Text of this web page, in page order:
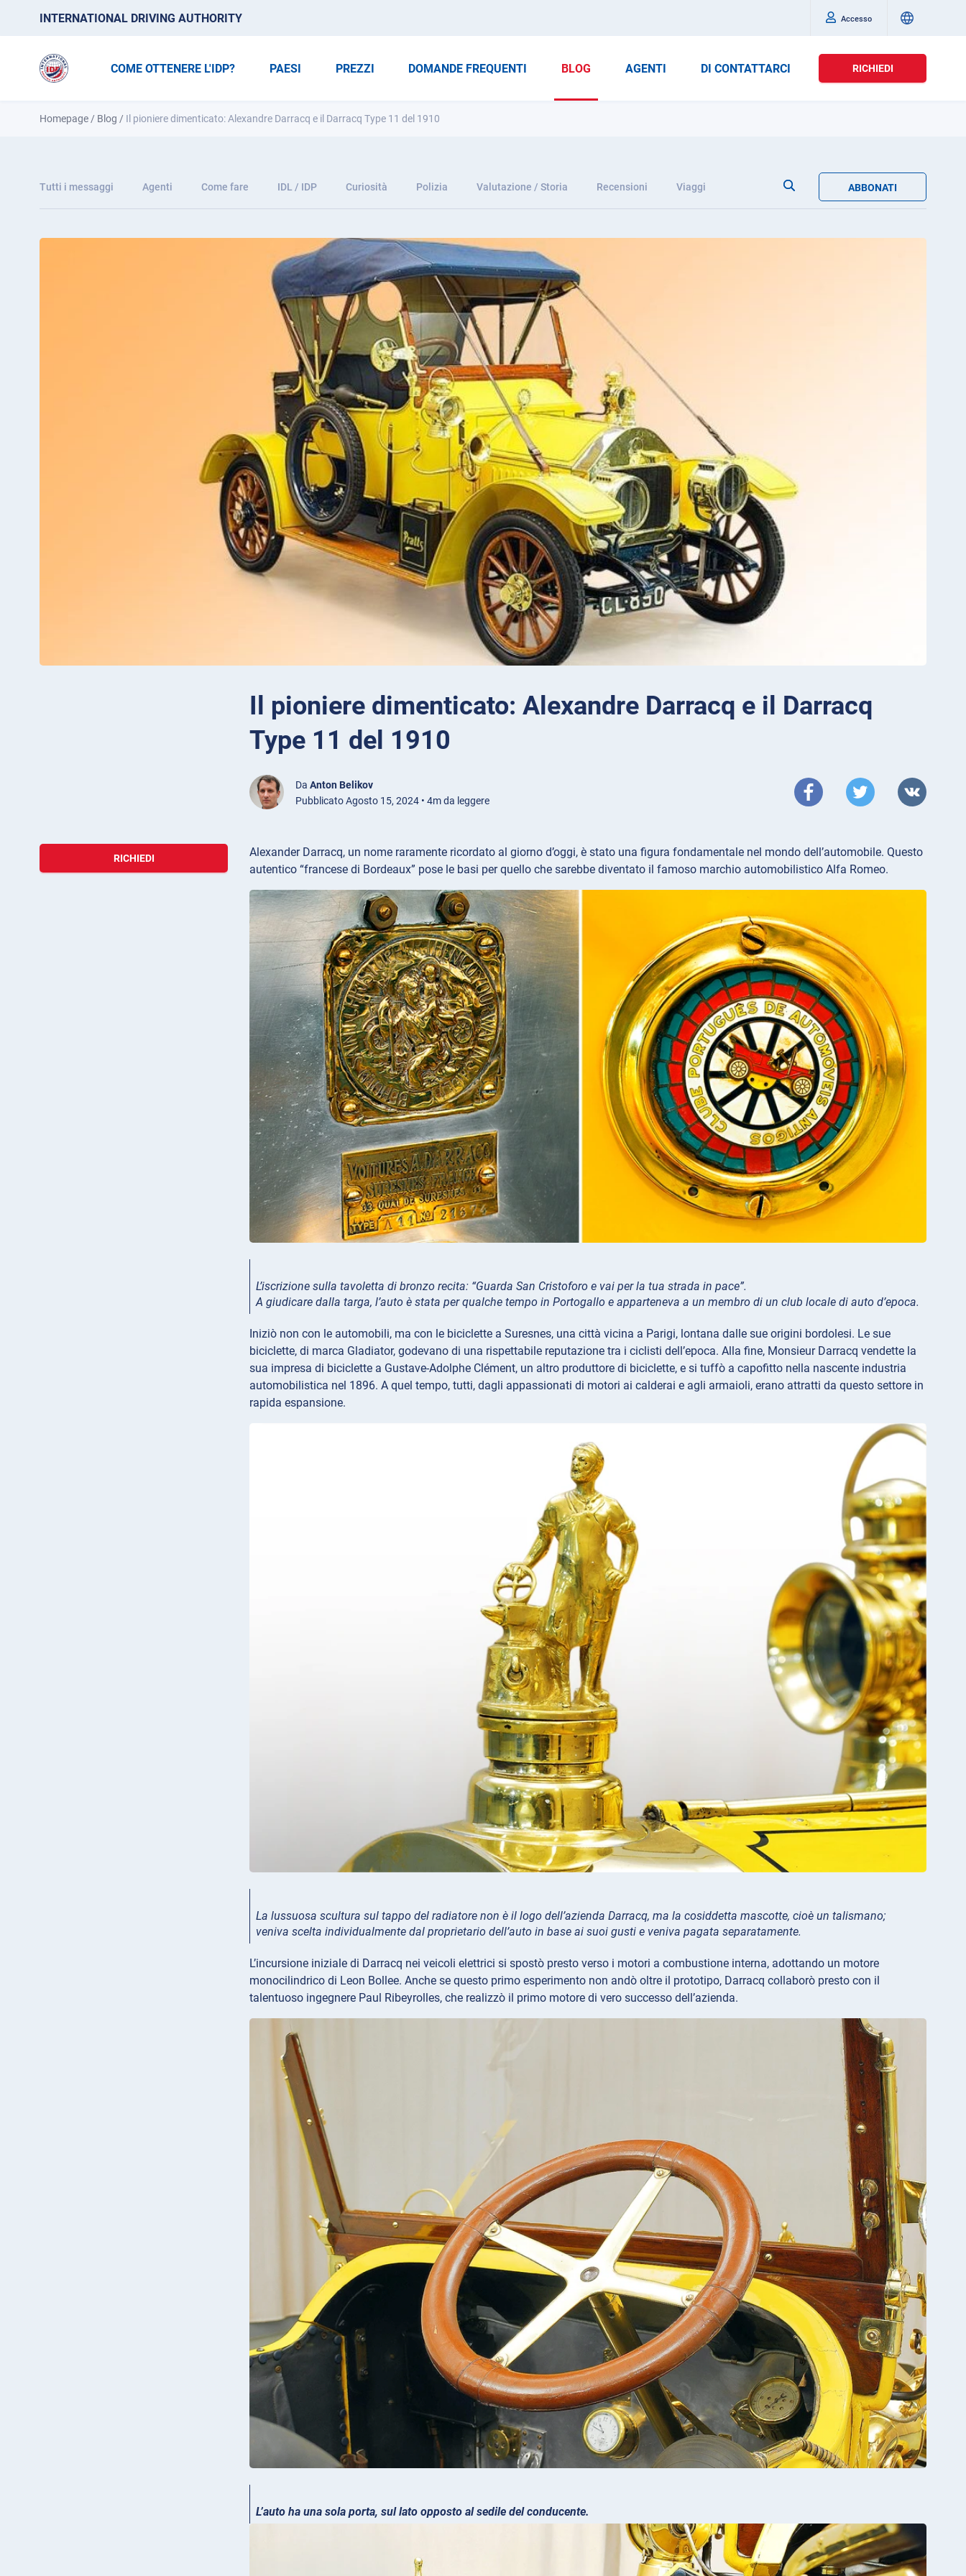
INTERNATIONAL DRIVING AUTHORITY Accesso
COME OTTENERE L'IDP? PAESI PREZZI DOMANDE FREQUENTI BLOG AGENTI DI CONTATTARCI RICHIEDI
Homepage / Blog / Il pioniere dimenticato: Alexandre Darracq e il Darracq Type 11 del 1910
Tutti i messaggi Agenti Come fare IDL / IDP Curiosità Polizia Valutazione / Storia Recensioni Viaggi ABBONATI
Il pioniere dimenticato: Alexandre Darracq e il Darracq
Type 11 del 1910
Da Anton Belikov
Pubblicato Agosto 15, 2024 • 4m da leggere
RICHIEDI
Alexander Darracq, un nome raramente ricordato al giorno d’oggi, è stato una figura fondamentale nel mondo dell’automobile. Questo
autentico “francese di Bordeaux” pose le basi per quello che sarebbe diventato il famoso marchio automobilistico Alfa Romeo.
L’iscrizione sulla tavoletta di bronzo recita: “Guarda San Cristoforo e vai per la tua strada in pace”.
A giudicare dalla targa, l’auto è stata per qualche tempo in Portogallo e apparteneva a un membro di un club locale di auto d’epoca.
Iniziò non con le automobili, ma con le biciclette a Suresnes, una città vicina a Parigi, lontana dalle sue origini bordolesi. Le sue
biciclette, di marca Gladiator, godevano di una rispettabile reputazione tra i ciclisti dell’epoca. Alla fine, Monsieur Darracq vendette la
sua impresa di biciclette a Gustave-Adolphe Clément, un altro produttore di biciclette, e si tuffò a capofitto nella nascente industria
automobilistica nel 1896. A quel tempo, tutti, dagli appassionati di motori ai calderai e agli armaioli, erano attratti da questo settore in
rapida espansione.
La lussuosa scultura sul tappo del radiatore non è il logo dell’azienda Darracq, ma la cosiddetta mascotte, cioè un talismano;
veniva scelta individualmente dal proprietario dell’auto in base ai suoi gusti e veniva pagata separatamente.
L’incursione iniziale di Darracq nei veicoli elettrici si spostò presto verso i motori a combustione interna, adottando un motore
monocilindrico di Leon Bollee. Anche se questo primo esperimento non andò oltre il prototipo, Darracq collaborò presto con il
talentuoso ingegnere Paul Ribeyrolles, che realizzò il primo motore di vero successo dell’azienda.
L’auto ha una sola porta, sul lato opposto al sedile del conducente.